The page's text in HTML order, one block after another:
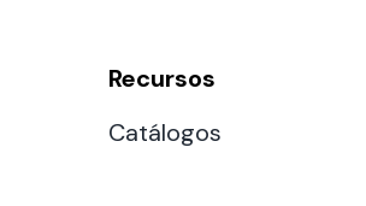
Recursos
Catálogos